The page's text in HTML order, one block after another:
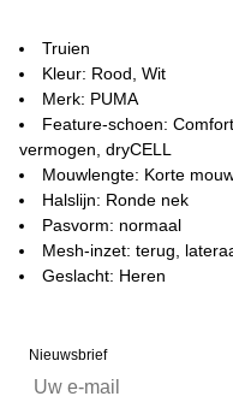
Truien
Kleur: Rood, Wit
Merk: PUMA
Feature-schoen:
vermogen, dryCELL
Mouwlengte: Korte
Halslijn: Ronde nek
Pasvorm: normaal
Mesh-inzet: terug,
Geslacht: Heren
Nieuwsbrief